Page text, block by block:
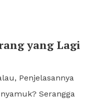
yang Lagi
Penjelasannya
Serangga